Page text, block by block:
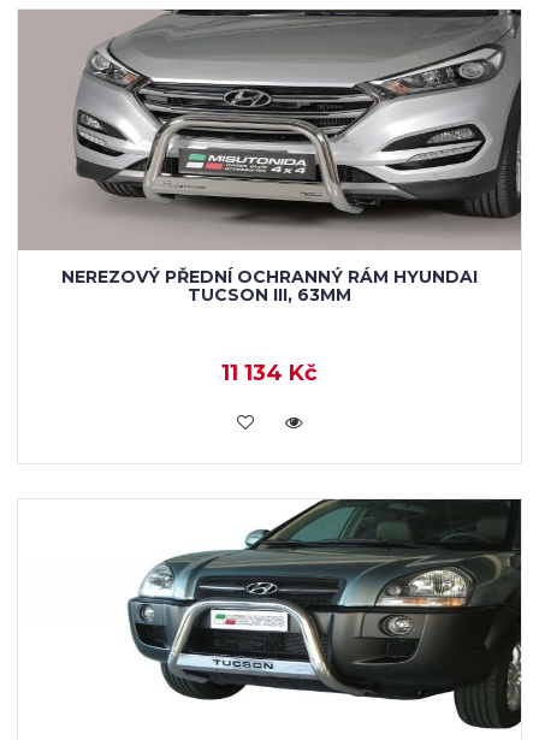
NEREZOVÝ PŘEDNÍ OCHRANNÝ RÁM HYUNDAI
TUCSON III, 63MM
11 134 Kč
KOUPIT